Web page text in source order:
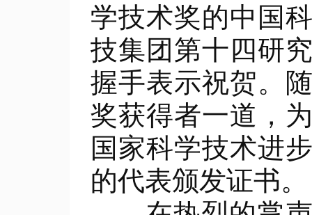
学技术奖的中国
技集团第十四研
握手表示祝贺。
奖获得者一道，
国家科学技术进
的代表颁发证书。